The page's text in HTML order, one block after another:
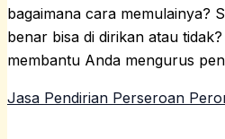
bagaimana cara memulainya?
benar bisa di dirikan atau
membantu Anda mengurus
Jasa Pendirian Perseroan